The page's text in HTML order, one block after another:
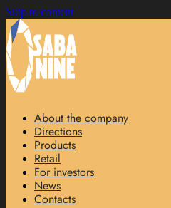
Skip to content
About the company
Directions
Products
Retail
For investors
News
Contacts